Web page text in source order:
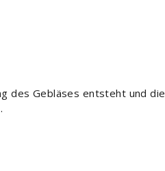
des Gebläses entsteht und die